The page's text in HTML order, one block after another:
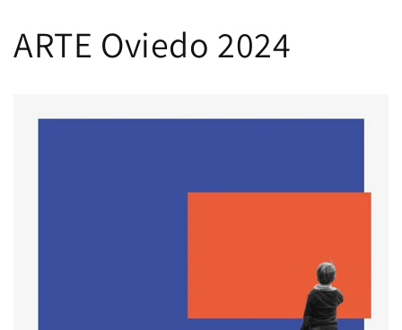
ARTE Oviedo 2024